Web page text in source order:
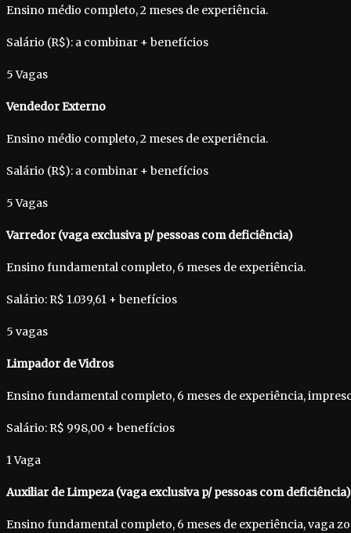
Ensino médio completo, 2 meses de experiência.
Salário (R$): a combinar + benefícios
5 Vagas
Vendedor Externo
Ensino médio completo, 2 meses de experiência.
Salário (R$): a combinar + benefícios
5 Vagas
Varredor (vaga exclusiva p/ pessoas com deficiência)
Ensino fundamental completo, 6 meses de experiência.
Salário: R$ 1.039,61 + benefícios
5 vagas
Limpador de Vidros
Ensino fundamental completo, 6 meses de experiência,
Salário: R$ 998,00 + benefícios
1 Vaga
Auxiliar de Limpeza (vaga exclusiva p/ pessoas com deficiência)
Ensino fundamental completo, 6 meses de experiência, vaga